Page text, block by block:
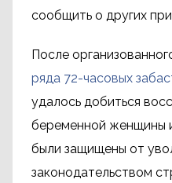
сообщить о других
После
ряда 72-часовых
удалось добиться
беременной женщины
были защищены от
законодательством